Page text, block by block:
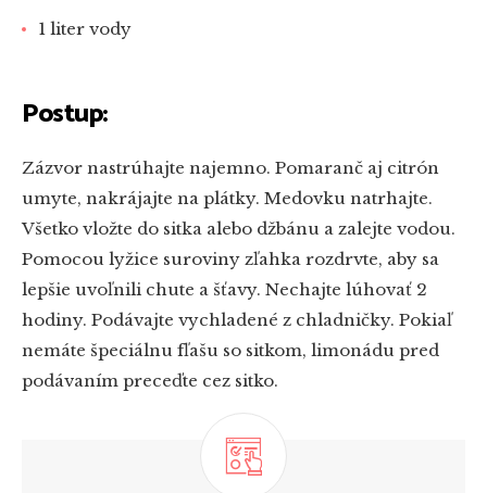
1 liter vody
Postup:
Zázvor nastrúhajte najemno. Pomaranč aj citrón
umyte, nakrájajte na plátky. Medovku natrhajte.
Všetko vložte do sitka alebo džbánu a zalejte vodou.
Pomocou lyžice suroviny zľahka rozdrvte, aby sa
lepšie uvoľnili chute a šťavy. Nechajte lúhovať 2
hodiny. Podávajte vychladené z chladničky. Pokiaľ
nemáte špeciálnu fľašu so sitkom, limonádu pred
podávaním preceďte cez sitko.